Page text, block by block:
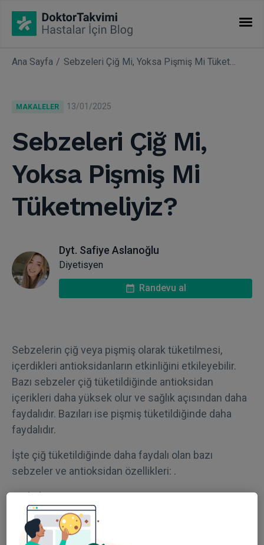
İHTISASLAR
Uzmanlıklar
Ana Sayfa Sebzeleri Çiğ Mi, Yoksa Pişmiş Mi Tüketmeliyiz?
MAKALELER 13/01/2025
Sebzeleri Çiğ Mi,
Yoksa Pişmiş Mi
Tüketmeliyiz?
Dyt. Safiye Aslanoğlu
Diyetisyen
Randevu al
Sebzelerin çiğ veya pişmiş olarak tüketilmesi,
içerdikleri antioksidanların etkinliğini etkileyebilir.
Bazı sebzeler çiğ tüketildiğinde antioksidan
içerikleri daha yüksek olur ve sağlık açısından daha
faydalıdır. Bazıları ise pişmiş tüketildiğinde daha
faydalıdır.
İşte çiğ tüketildiğinde daha faydalı olan bazı
sebzeler ve antioksidan özellikleri: .
Brokoli
Çiğ brokoli, kanserle mücadelede etkili olan
sülforafan bileşiğini yüksek oranda içerir. Pişirme